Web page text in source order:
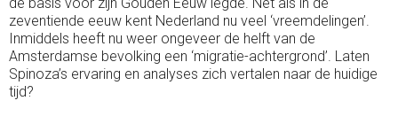
zeventiende eeuw kent Nederland nu veel ‘vreemdelingen’.
Inmiddels heeft nu weer ongeveer de helft van de
Amsterdamse bevolking een ‘migratie-achtergrond’. Laten
Spinoza’s ervaring en analyses zich vertalen naar de huidige
tijd?